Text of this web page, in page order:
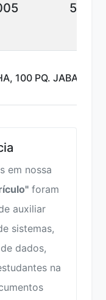
100 PQ.
em nossa
foram
auxiliar
sistemas,
dados,
na